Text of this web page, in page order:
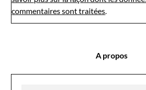
commentaires sont traitées.
A propos